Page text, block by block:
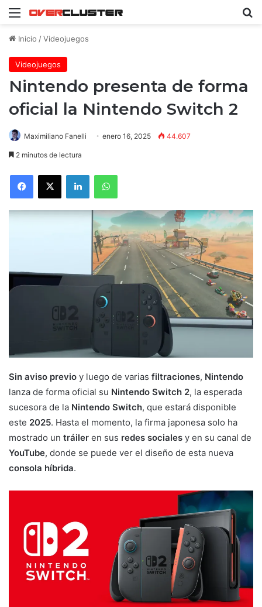
Menú
Inicio /Videojuegos
Videojuegos
Nintendo presenta de forma
oficial la Nintendo Switch 2
Maximiliano Fanelli enero 16, 2025 44.607
2 minutos de lectura
Facebook
X LinkedInWhatsApp
Sin aviso previo y luego de varias filtraciones, Nintendo
lanza de forma oficial su Nintendo Switch 2, la esperada
sucesora de la Nintendo Switch, que estará disponible
este 2025. Hasta el momento, la firma japonesa solo ha
mostrado un tráiler en sus redes sociales y en su canal de
YouTube, donde se puede ver el diseño de esta nueva
consola híbrida.